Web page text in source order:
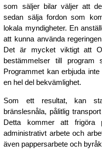
som säljer bilar väljer att
sedan sälja fordon som
lokala myndigheter. En
att kunna använda
Det är mycket viktigt att
bestämmelser till
Programmet kan erbjuda
en hel del bekvämlighet.
Som ett resultat, kan
bränslesnåla, pålitlig
Detta kommer att frigöra
administrativt arbete och
även pappersarbete och